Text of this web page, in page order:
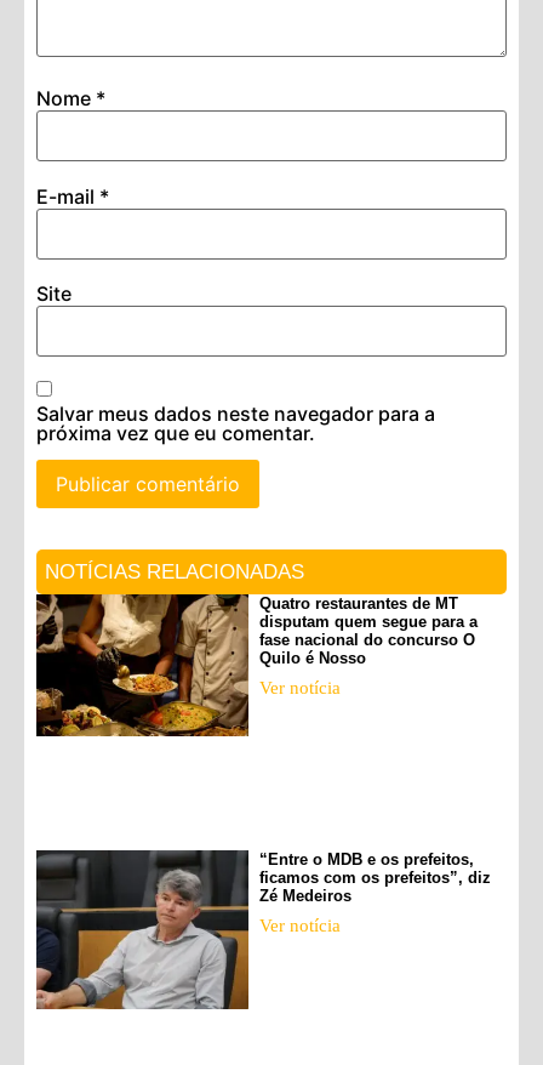
Nome *
E-mail *
Site
Salvar meus dados neste navegador para a
próxima vez que eu comentar.
NOTÍCIAS RELACIONADAS
Quatro restaurantes de MT
disputam quem segue para a
fase nacional do concurso O
Quilo é Nosso
Ver notícia
“Entre o MDB e os prefeitos,
ficamos com os prefeitos”, diz
Zé Medeiros
Ver notícia